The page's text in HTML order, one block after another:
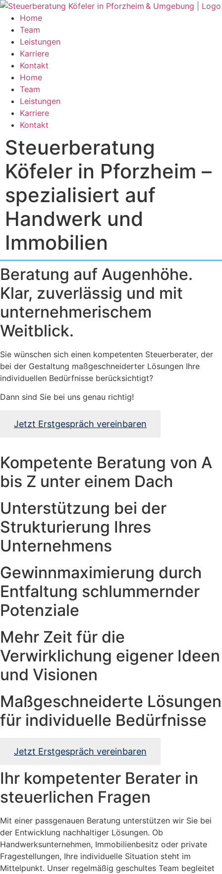
Zum
Inhalt
springen
Home
Team
Leistungen
Karriere
Kontakt
Home
Team
Leistungen
Karriere
Kontakt
Steuerberatung
Köfeler in Pforzheim –
spezialisiert auf
Handwerk und
Immobilien
Beratung auf Augenhöhe.
Klar, zuverlässig und mit
unternehmerischem
Weitblick.
Sie wünschen sich einen kompetenten Steuerberater, der
bei der Gestaltung maßgeschneiderter Lösungen Ihre
individuellen Bedürfnisse berücksichtigt?
Dann sind Sie bei uns genau richtig!
Jetzt Erstgespräch vereinbaren
Kompetente Beratung von A
bis Z unter einem Dach
Unterstützung bei der
Strukturierung Ihres
Unternehmens
Gewinnmaximierung durch
Entfaltung schlummernder
Potenziale
Mehr Zeit für die
Verwirklichung eigener Ideen
und Visionen
Maßgeschneiderte Lösungen
für individuelle Bedürfnisse
Jetzt Erstgespräch vereinbaren
Ihr kompetenter Berater in
steuerlichen Fragen
Mit einer passgenauen Beratung unterstützen wir Sie bei
der Entwicklung nachhaltiger Lösungen. Ob
Handwerksunternehmen, Immobilienbesitz oder private
Fragestellungen, Ihre individuelle Situation steht im
Mittelpunkt. Unser regelmäßig geschultes Team begleitet